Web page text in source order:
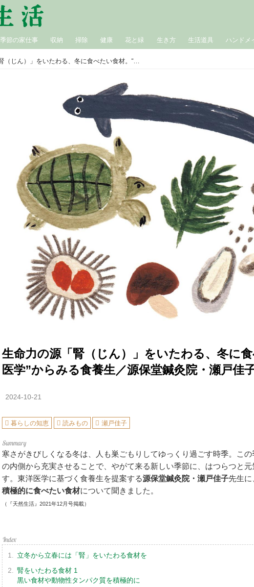
季節の家仕事 収納 掃除 健康 花と緑 生き方 生活道具 ハンドメ
生命力の源「腎（じん）」をいたわる、冬に食べたい食材。“東洋医学”からみる食養生／源保堂鍼灸院・瀬戸佳子先生
生命力の源「腎（じん）」をいたわる、冬に
医学”からみる食養生／源保堂鍼灸院・瀬戸佳
2024-10-21
暮らしの知恵 読みもの 瀬戸佳子
寒さがきびしくなる冬は、人も巣ごもりしてゆっくり過ごす時季。こ
の内側から充実させることで、やがて来る新しい季節に、はつらつと
す。東洋医学に基づく食養生を提案する源保堂鍼灸院・瀬戸佳子先生
積極的に食べたい食材について聞きました。
（『天然生活』2021年12月号掲載）
立冬から立春には「腎」をいたわる食材を
腎をいたわる食材 1
黒い食材や動物性タンパク質を積極的に